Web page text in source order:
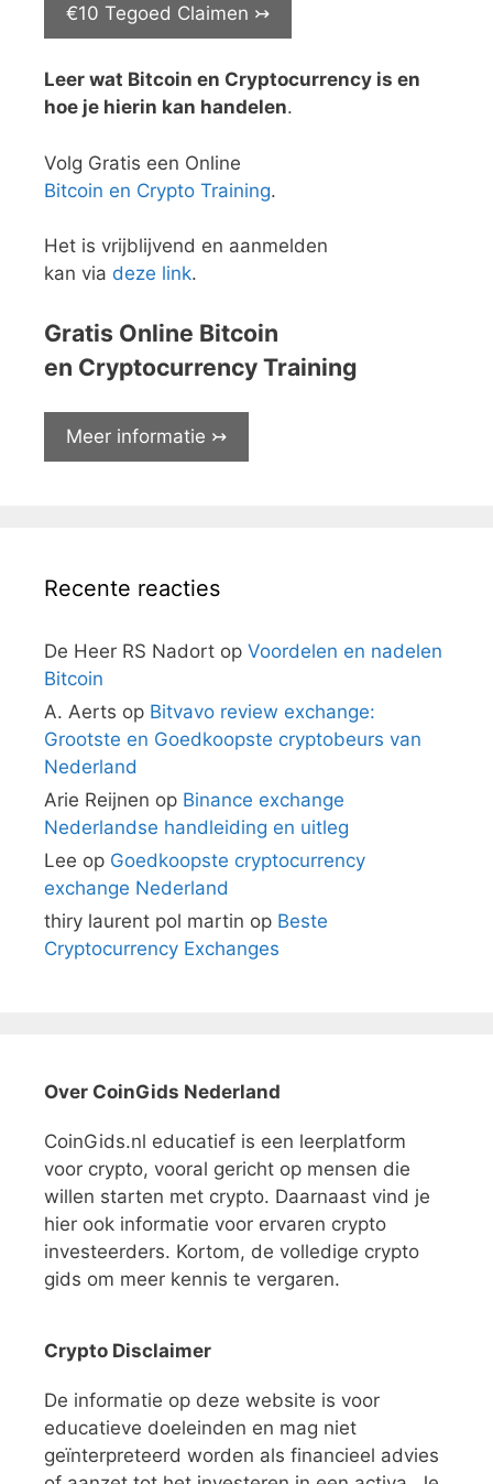
€10 Tegoed Claimen ↣
Leer wat Bitcoin en Cryptocurrency is en
hoe je hierin kan handelen.
Volg Gratis een Online
Bitcoin en Crypto Training.
Het is vrijblijvend en aanmelden
kan via deze link.
Gratis Online Bitcoin
en Cryptocurrency Training
Meer informatie ↣
Recente reacties
De Heer RS Nadort op Voordelen en nadelen
Bitcoin
A. Aerts op Bitvavo review exchange:
Grootste en Goedkoopste cryptobeurs van
Nederland
Arie Reijnen op Binance exchange
Nederlandse handleiding en uitleg
Lee op Goedkoopste cryptocurrency
exchange Nederland
thiry laurent pol martin op Beste
Cryptocurrency Exchanges
Over CoinGids Nederland
CoinGids.nl educatief is een leerplatform
voor crypto, vooral gericht op mensen die
willen starten met crypto. Daarnaast vind je
hier ook informatie voor ervaren crypto
investeerders. Kortom, de volledige crypto
gids om meer kennis te vergaren.
Crypto Disclaimer
De informatie op deze website is voor
educatieve doeleinden en mag niet
geïnterpreteerd worden als financieel advies